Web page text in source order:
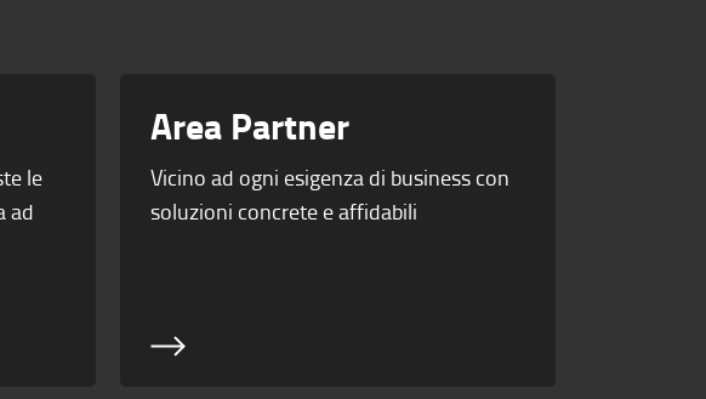
le
ad
Area Partner
Vicino ad ogni esigenza di business con
soluzioni concrete e affidabili